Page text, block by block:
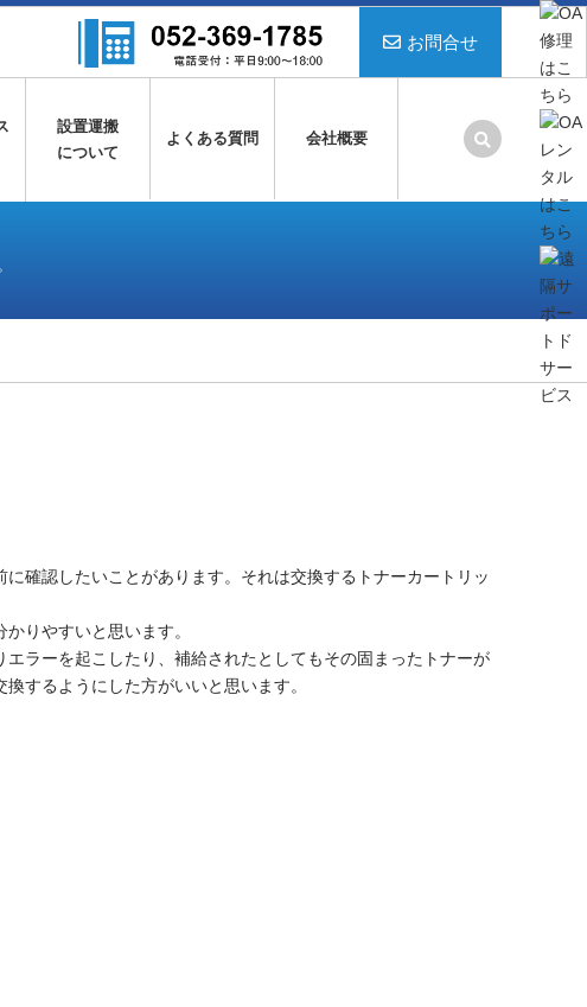
お問合せ
設置運搬
について
よくある質問 会社概要
確認したいことがあります。それは交換するトナーカートリッ
りやすいと思います。
ラーを起こしたり、補給されたとしてもその固まったトナーが
するようにした方がいいと思います。